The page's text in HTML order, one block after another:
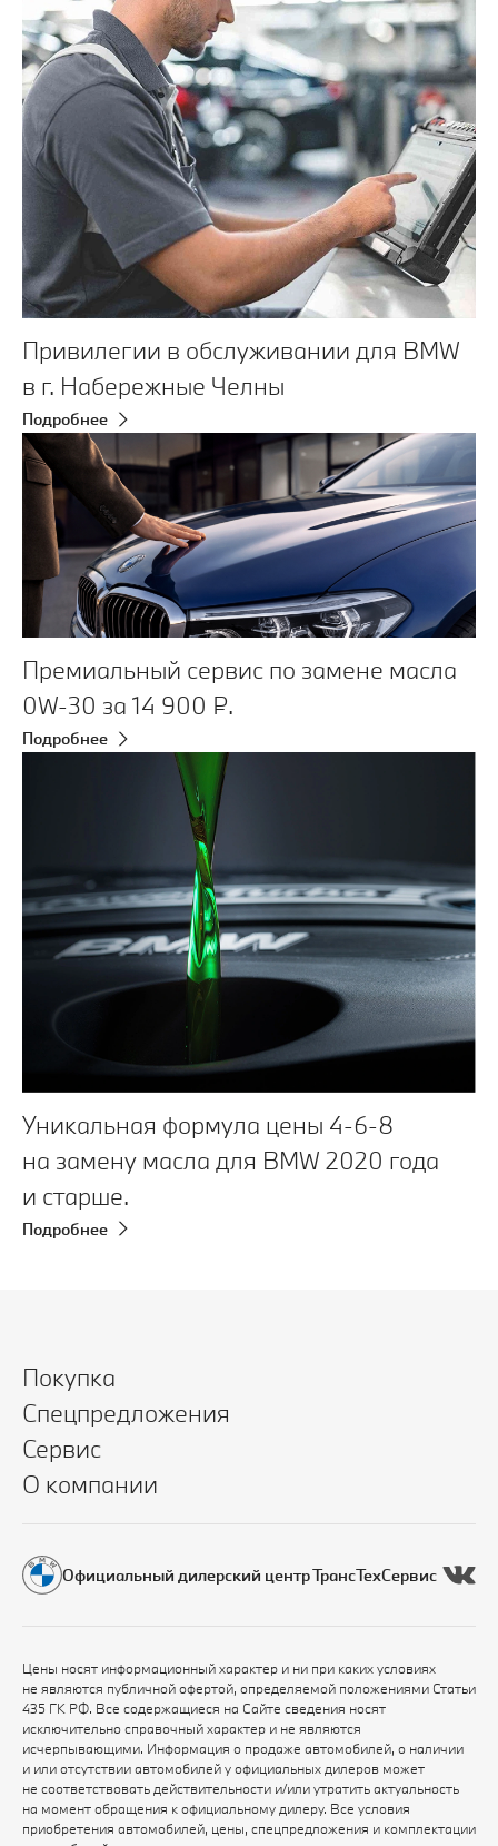
Привилегии в обслуживании для BMW
в г. Набережные Челны
Подробнее
Премиальный сервис по замене масла
0W‑30 за 14 900 ₽.
Подробнее
Уникальная формула цены 4-6-8
на замену масла для BMW 2020 года
и старше.
Подробнее
Покупка
Спецпредложения
Сервис
О компании
Официальный дилерский центр ТрансТехСервис
Цены носят информационный характер и ни при каких условиях
не являются публичной офертой, определяемой положениями Статьи
435 ГК РФ. Все содержащиеся на Сайте сведения носят
исключительно справочный характер и не являются
исчерпывающими. Информация о продаже автомобилей, о наличии
и или отсутствии автомобилей у официальных дилеров может
не соответствовать действительности и/или утратить актуальность
на момент обращения к официальному дилеру. Все условия
приобретения автомобилей, цены, спецпредложения и комплектации